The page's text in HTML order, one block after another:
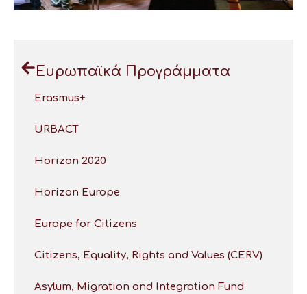
Ευρωπαϊκά Προγράμματα
Erasmus+
URBACT
Horizon 2020
Horizon Europe
Europe for Citizens
Citizens, Equality, Rights and Values (CERV)
Asylum, Migration and Integration Fund